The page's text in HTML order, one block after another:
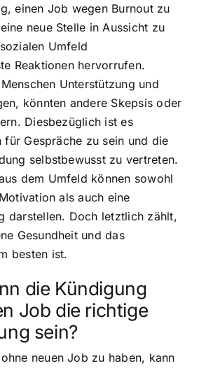
einen Job wegen Burnout zu
neue Stelle in Aussicht zu
Umfeld
Reaktionen hervorrufen.
Unterstützung und
könnten andere Skepsis oder
Diesbezüglich ist es
für Gespräche zu sein und die
selbstbewusst zu vertreten.
dem Umfeld können sowohl
als auch eine
darstellen. Doch letztlich zählt,
Gesundheit und das
besten ist.
die Kündigung
Job die richtige
sein?
neuen Job zu haben, kann